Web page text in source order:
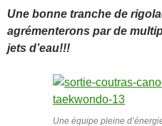
Une bonne tranche de
agrémenterons par de
jets d’eau!!!
Une équipe pleine